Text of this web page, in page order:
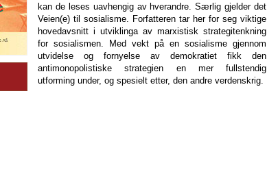
kan de leses uavhengig av hverandre. Særlig gjelder det
Veien(e) til sosialisme. Forfatteren tar her for seg viktige
hovedavsnitt i utviklinga av marxistisk strategitenkning
for sosialismen. Med vekt på en sosialisme gjennom
utvidelse og fornyelse av demokratiet fikk den
antimonopolistiske strategien en mer fullstendig
utforming under, og spesielt etter, den andre verdenskrig.